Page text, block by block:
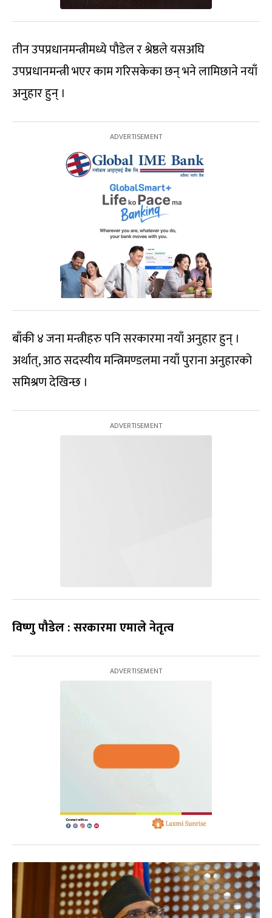
तीन उपप्रधानमन्त्रीमध्ये पौडेल र श्रेष्ठले यसअघि
उपप्रधानमन्त्री भएर काम गरिसकेका छन् भने लामिछाने नयाँ
अनुहार हुन् ।
बाँकी ४ जना मन्त्रीहरु पनि सरकारमा नयाँ अनुहार हुन् ।
अर्थात्, आठ सदस्यीय मन्त्रिमण्डलमा नयाँ पुराना अनुहारको
समिश्रण देखिन्छ ।
विष्णु पौडेल : सरकारमा एमाले नेतृत्व